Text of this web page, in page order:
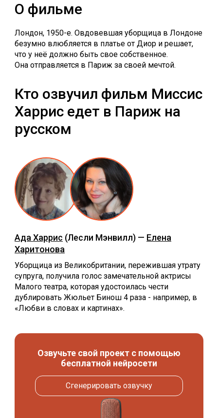
О фильме
Лондон, 1950-е. Овдовевшая уборщица в Лондоне
безумно влюбляется в платье от Диор и решает,
что у неё должно быть свое собственное.
Она отправляется в Париж за своей мечтой.
Кто озвучил фильм Миссис
Харрис едет в Париж на
русском
Ада Харрис (Лесли Мэнвилл) — Елена
Харитонова
Уборщица из Великобритании, пережившая утрату
супруга, получила голос замечательной актрисы
Малого театра, которая удостоилась чести
дублировать Жюльет Бинош 4 раза - например, в
«Любви в словах и картинах».
Озвучьте свой проект с помощью
бесплатной нейросети
Сгенерировать озвучку